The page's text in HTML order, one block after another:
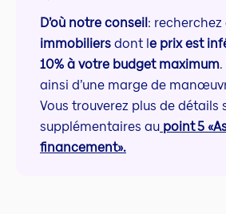
D’où notre conseil: recherchez
immobiliersdont le prix est
10% à votre budget maximum
ainsi d’une marge de
Vous trouverez plus de détails
supplémentaires au point 5
financement».